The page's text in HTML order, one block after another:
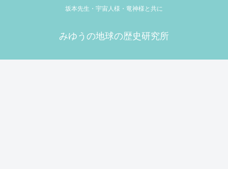
坂本先生・宇宙人様・竜神様と共に
みゆうの地球の歴史研究所